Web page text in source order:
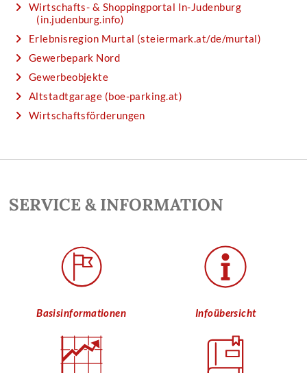
Wirtschafts- & Shoppingportal In-Judenburg
(in.judenburg.info)
Erlebnisregion Murtal (steiermark.at/de/murtal)
Gewerbepark Nord
Gewerbeobjekte
Altstadtgarage (boe-parking.at)
Wirtschaftsförderungen
SERVICE & INFORMATION
Basisinformationen Infoübersicht